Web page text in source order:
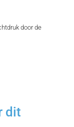
door de
dit